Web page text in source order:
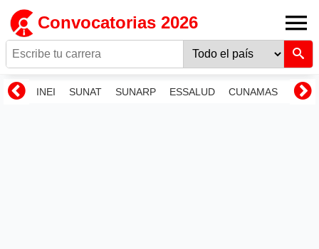
Convocatorias 2026
INEI SUNAT SUNARP ESSALUD CUNAMAS